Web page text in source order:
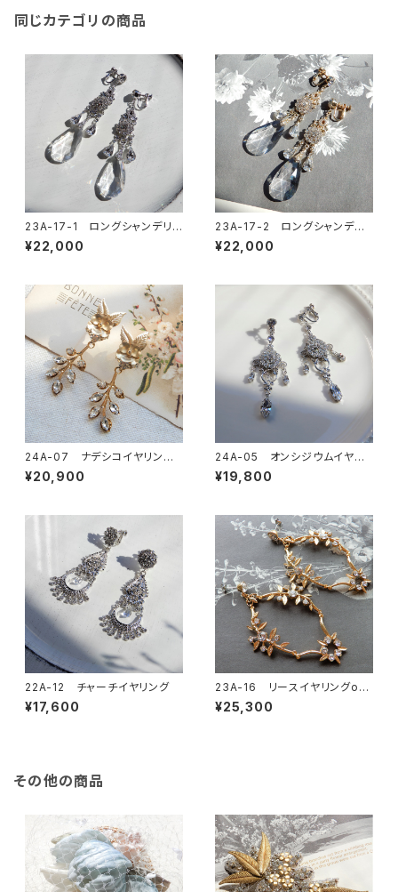
同じカテゴリの商品
23A-17-1 ロングシャンデリア
イヤリング
¥22,000
23A-17-2 ロングシャンデリ
アイヤリング
¥22,000
24A-07 ナデシコイヤリングo
rピアス
¥20,900
24A-05 オンシジウムイヤリ
ングorピアス
¥19,800
22A-12 チャーチイヤリング
¥17,600
23A-16 リースイヤリングor
ピアス
¥25,300
その他の商品